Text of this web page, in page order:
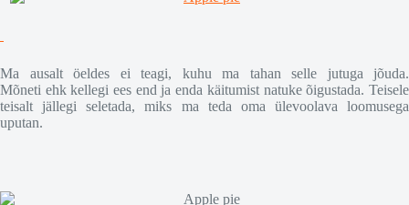
Ma ausalt öeldes ei teagi, kuhu ma tahan selle jutuga jõuda.
Mõneti ehk kellegi ees end ja enda käitumist natuke õigustada. Teisele
teisalt jällegi seletada, miks ma teda oma ülevoolava loomusega
uputan.